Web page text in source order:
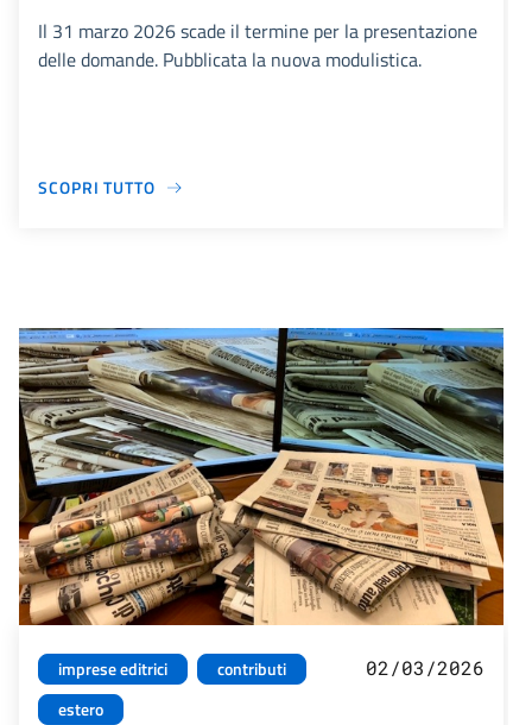
Il 31 marzo 2026 scade il termine per la presentazione
delle domande. Pubblicata la nuova modulistica.
SCOPRI TUTTO
imprese editrici
contributi
estero
02/03/2026